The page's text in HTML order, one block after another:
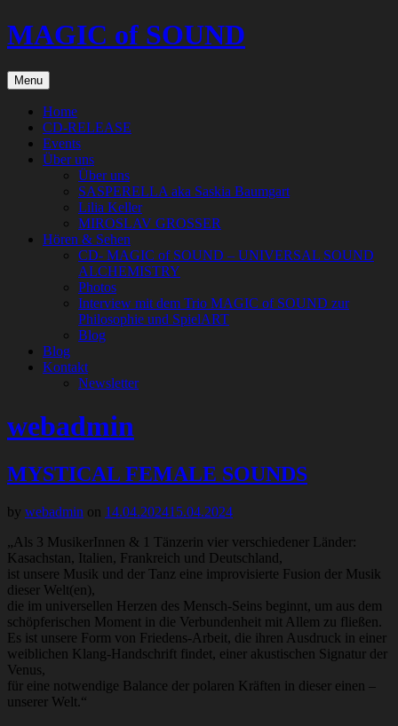
Skip
to
MAGIC of SOUND
Menu
Home
CD-RELEASE
Events
Über uns
Über uns
SASPERELLA aka Saskia Baumgart
Lilia Keller
MIROSLAV GROSSER
Hören & Sehen
CD- MAGIC of SOUND – UNIVERSAL SOUND
ALCHEMISTRY
Photos
Interview mit dem Trio MAGIC of SOUND zur
Philosophie und SpielART
Blog
Blog
Kontakt
Newsletter
webadmin
MYSTICAL FEMALE SOUNDS
by webadmin on 14.04.202415.04.2024
„Als 3 MusikerInnen & 1 Tänzerin vier verschiedener Länder:
Kasachstan, Italien, Frankreich und Deutschland,
ist unsere Musik und der Tanz eine improvisierte Fusion der Musik
dieser Welt(en),
die im universellen Herzen des Mensch-Seins beginnt, um aus dem
schöpferischen Moment in die Verbundenheit mit Allem zu fließen.
Es ist unsere Form von Friedens-Arbeit, die ihren Ausdruck in einer
weiblichen Klang-Handschrift findet, einer akustischen Signatur der
Venus,
für eine notwendige Balance der polaren Kräften in dieser einen –
unserer Welt.“